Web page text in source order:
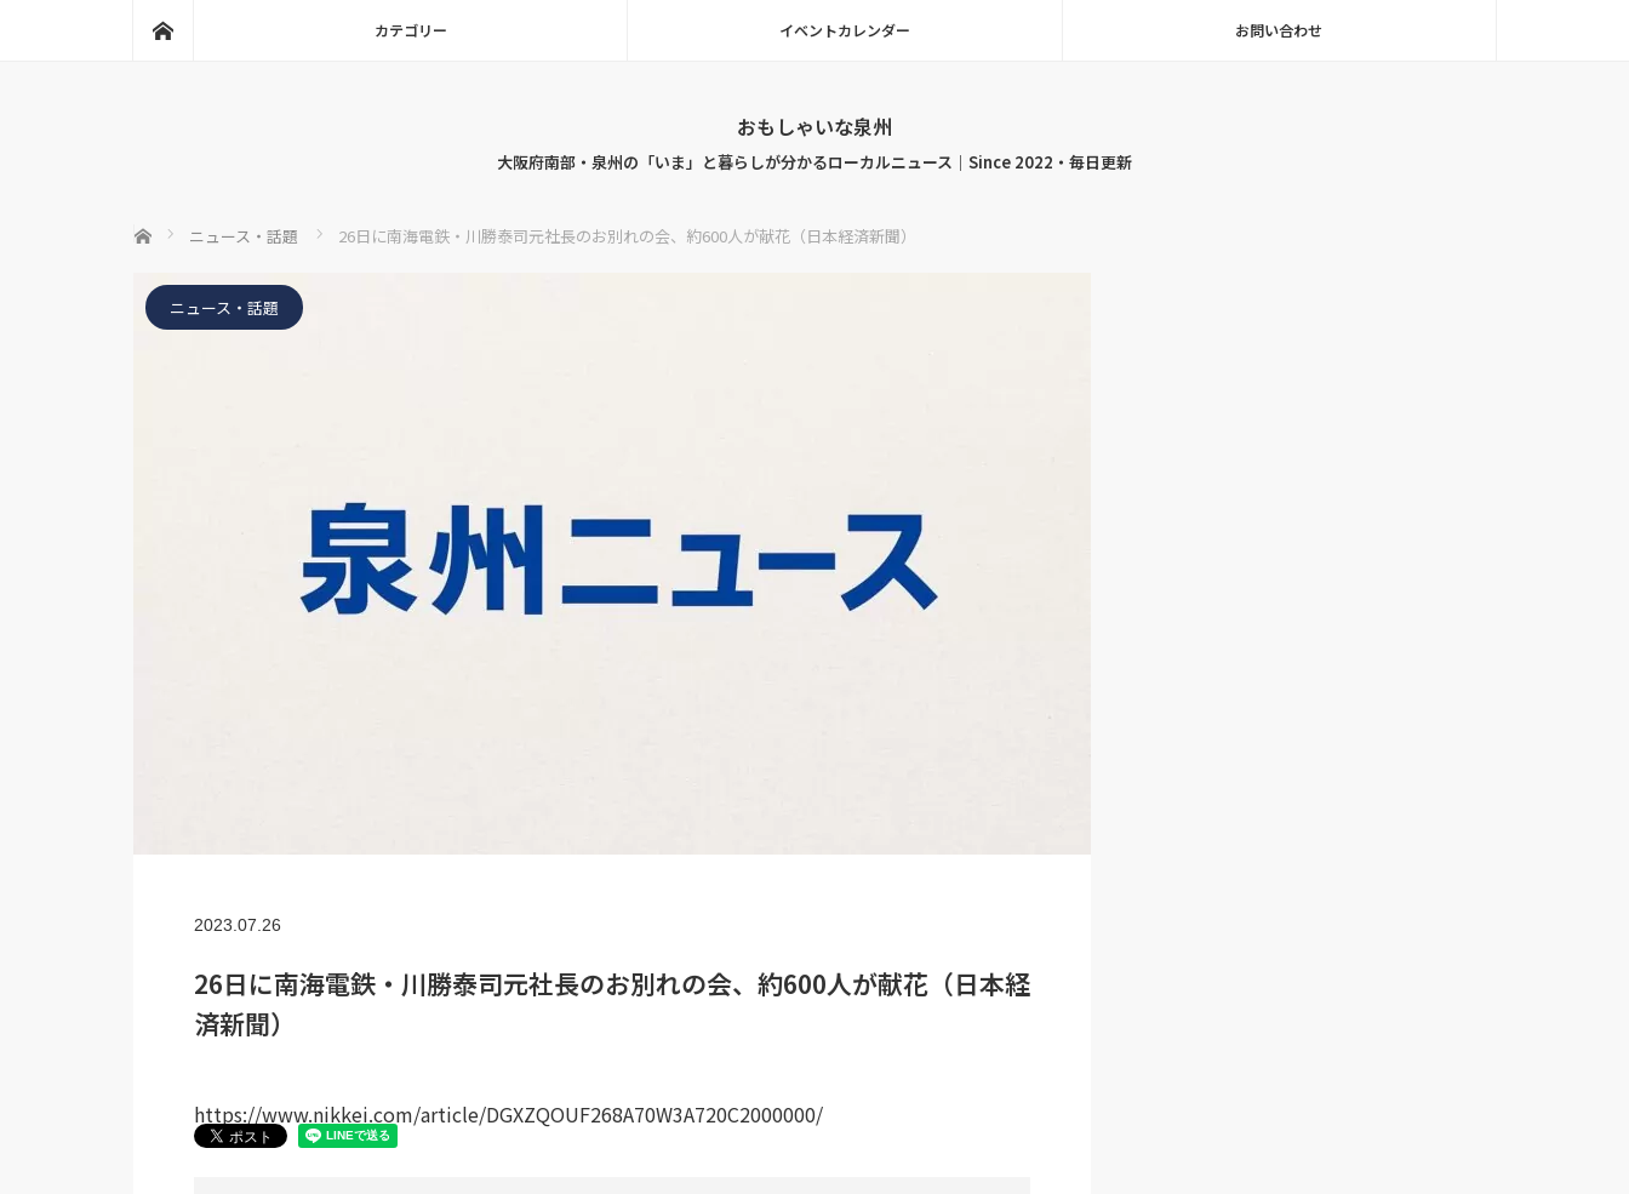
カテゴリー イベントカレンダー お問い合わせ
おもしゃいな泉州
大阪府南部・泉州の「いま」と暮らしが分かるローカルニュース｜Since 2022・毎日更新
ホーム ニュース・話題 26日に南海電鉄・川勝泰司元社長のお別れの会、約600人が献花（日本経済新聞）
ニュース・話題
2023.07.26
26日に南海電鉄・川勝泰司元社長のお別れの会、約600人が献花（日本経
済新聞）
https://www.nikkei.com/article/DGXZQOUF268A70W3A720C2000000/